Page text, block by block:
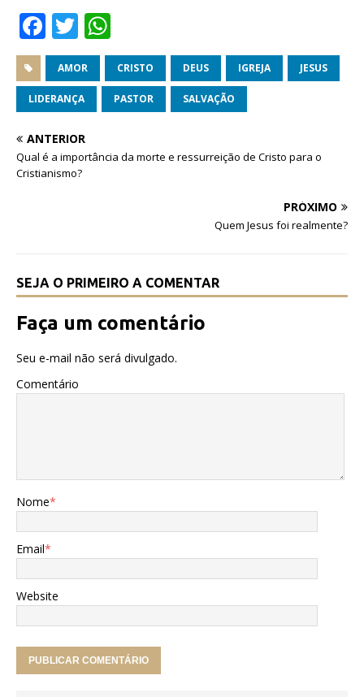
F
a
c
e
b
o
o
T
w
it
te
r
h
at
s
p
AMOR CRISTO DEUS IGREJA JESUS
LIDERANÇA PASTOR SALVAÇÃO
ANTERIOR
Qual é a importância da morte e ressurreição de Cristo para o
Cristianismo?
PRÓXIMO
Quem Jesus foi realmente?
SEJA O PRIMEIRO A COMENTAR
Faça um comentário
Seu e-mail não será divulgado.
Comentário
Nome*
Email*
Website